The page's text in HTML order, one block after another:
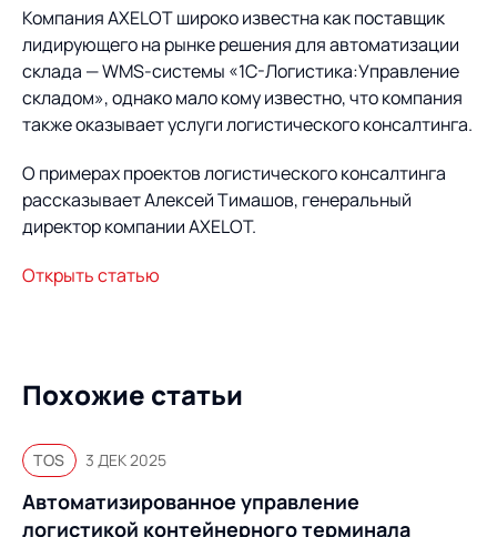
Интегрированное
планирование
Управление
контейнерным
терминалом
Роботизация
Оборудование для склада
AXELOT AI
Техническое оснащение
Постпроектное
сопровождение
Формирование центров
компетенций
Мероприятия
Архив мероприятий
Проекты
Проекты
Контакты
Предложение для
учебных заведений
База знаний
База знаний
Компания AXELOT широко известна как поставщик
лидирующего на рынке решения для автоматизации
склада — WMS-системы «1С-Логистика:Управление
складом», однако мало кому известно, что компания
также оказывает услуги логистического консалтинга.
О примерах проектов логистического консалтинга
рассказывает Алексей Тимашов, генеральный
директор компании AXELOT.
Открыть статью
Похожие статьи
TOS 3 ДЕК 2025
Автоматизированное управление
логистикой контейнерного терминала